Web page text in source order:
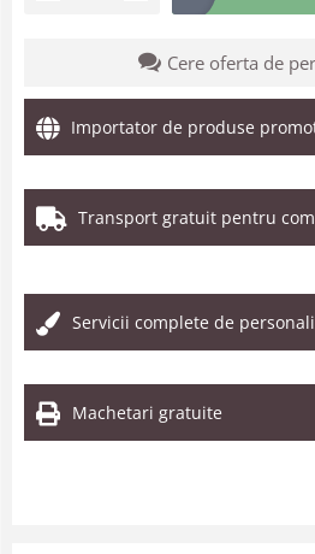
Cere oferta de
Importator de produse
Transport gratuit pentru
Servicii complete de
Machetari gratuite